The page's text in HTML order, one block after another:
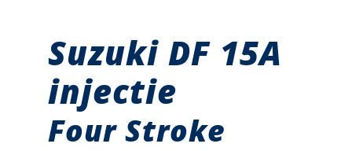
Suzuki DF 15A
injectie
Four Stroke